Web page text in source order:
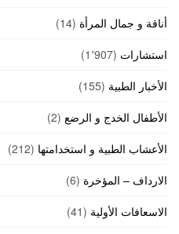
أناقة و جمال المرأة (14)
استشارات (1٬907)
الأخبار الطبية (155)
الأطفال الخدج و الرضع (2)
الأعشاب الطبية و استخدامتها (212)
الارداف – المؤخرة (6)
الاسعافات الأولية (41)